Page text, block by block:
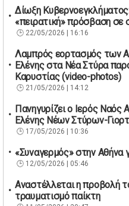
Δίωξη
«πειρατική» πρόσβαση σε
22/05/2026 | 16:16
Λαμπρός εορτασμός των
Ελένης στα Νέα Στύρα
Καρυστίας (video-photos)
21/05/2026 | 14:12
Πανηγυρίζει ο Ιερός Ναός
Ελένης Νέων Στύρων-
17/05/2026 | 10:36
«Συναγερμός» στην Αθήνα
12/05/2026 | 05:46
Αναστέλλεται η προβολή
τραυματισμό παίκτη